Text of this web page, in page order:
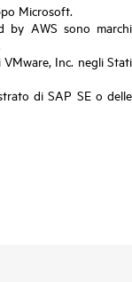
Microsoft.
by AWS sono marchi
Inc. negli Stati
di SAP SE o delle